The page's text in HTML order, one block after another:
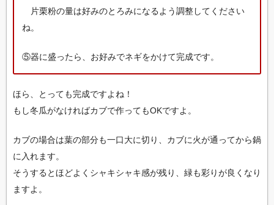
片栗粉の量は好みのとろみになるよう調整してください
ね。
⑤器に盛ったら、お好みでネギをかけて完成です。
ほら、とっても完成ですよね！
もし冬瓜がなければカブで作ってもOKですよ。
カブの場合は葉の部分も一口大に切り、カブに火が通ってから鍋
に入れます。
そうするとほどよくシャキシャキ感が残り、緑も彩りが良くなり
ますよ。